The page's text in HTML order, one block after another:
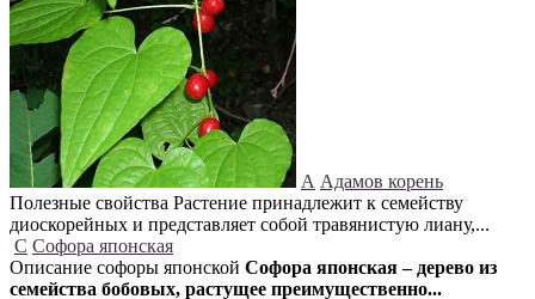
А Адамов корень
Полезные свойства Растение принадлежит к семейству
диоскорейных и представляет собой травянистую лиану,...
С Софора японская
Описание софоры японской Софора японская – дерево из
семейства бобовых, растущее преимущественно...